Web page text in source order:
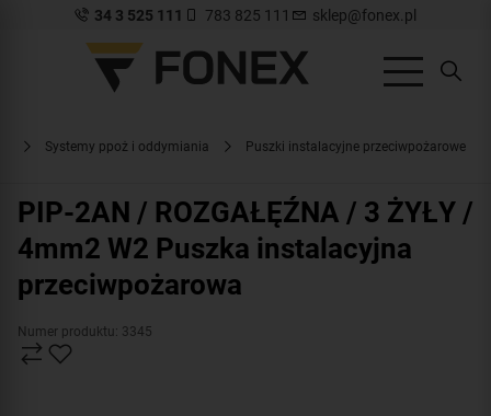
34 3 525 111 783 825 111 sklep@fonex.pl
Systemy ppoż i oddymiania Puszki instalacyjne przeciwpożarowe
PIP-2AN / ROZGAŁĘŹNA / 3 ŻYŁY /
4mm2 W2 Puszka instalacyjna
przeciwpożarowa
Numer produktu: 3345